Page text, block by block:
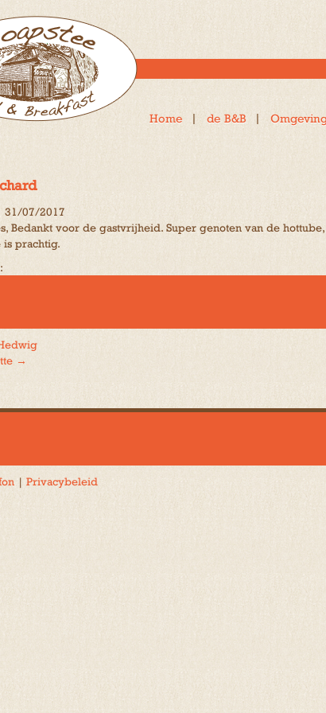
Home de B&B
31/07/2017
Bedankt voor de gastvrijheid. Super genoten van de
is prachtig.
→
| Privacybeleid